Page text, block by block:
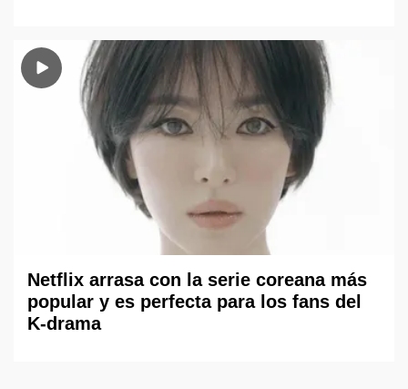
Netflix arrasa con la serie coreana más
popular y es perfecta para los fans del
K-drama